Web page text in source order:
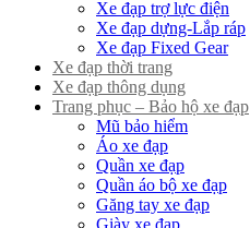
Xe đạp trợ lực điện
Xe đạp dựng-Lắp ráp
Xe đạp Fixed Gear
Xe đạp thời trang
Xe đạp thông dụng
Trang phục – Bảo hộ xe đạp
Mũ bảo hiểm
Áo xe đạp
Quần xe đạp
Quần áo bộ xe đạp
Găng tay xe đạp
Giày xe đạp